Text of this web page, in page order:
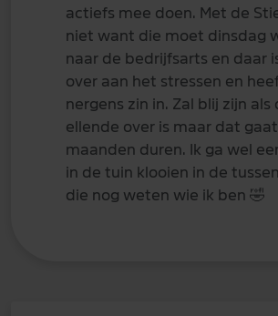
actiefs mee doen. Met de
niet want die moet dinsdag
naar de bedrijfsarts en daar
over aan het stressen en
nergens zin in. Zal blij zijn als
ellende over is maar dat
maanden duren. Ik ga wel
in de tuin klooien in de
die nog weten wie ik ben 🤣